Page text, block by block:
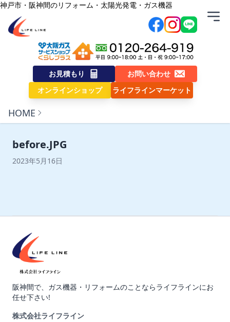
内容をスキップ
神戸市・阪神間のリフォーム・太陽光発電・ガス機器
株式会社ライフライン
お見積もり
お問い合わせ
オンラインショップ
ライフラインマーケット
HOME
before.JPG
2023年5月16日
阪神間で、ガス機器・リフォームのことならライフラインにお
任せ下さい!
株式会社ライフライン